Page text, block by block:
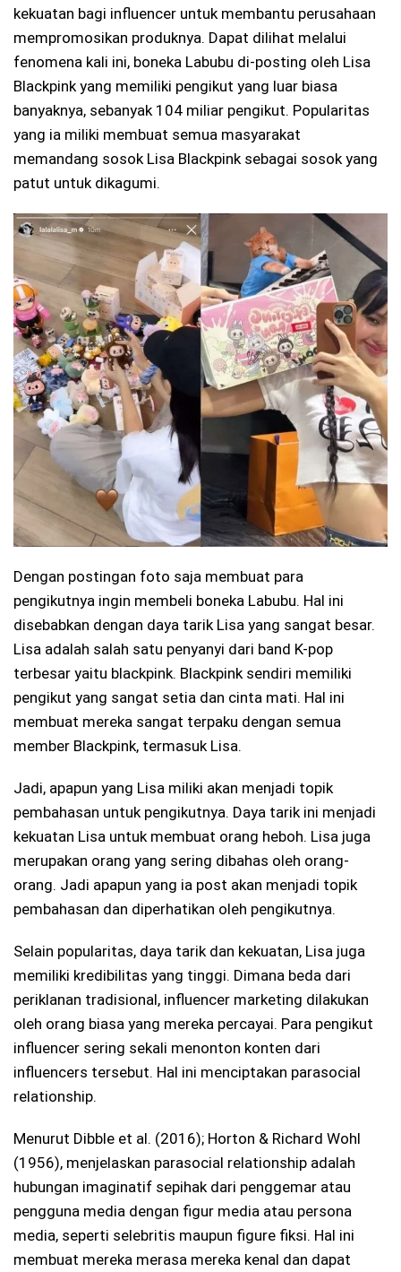
kekuatan bagi influencer untuk membantu perusahaan
mempromosikan produknya. Dapat dilihat melalui
fenomena kali ini, boneka Labubu di-posting oleh Lisa
Blackpink yang memiliki pengikut yang luar biasa
banyaknya, sebanyak 104 miliar pengikut. Popularitas
yang ia miliki membuat semua masyarakat
memandang sosok Lisa Blackpink sebagai sosok yang
patut untuk dikagumi.
Dengan postingan foto saja membuat para
pengikutnya ingin membeli boneka Labubu. Hal ini
disebabkan dengan daya tarik Lisa yang sangat besar.
Lisa adalah salah satu penyanyi dari band K-pop
terbesar yaitu blackpink. Blackpink sendiri memiliki
pengikut yang sangat setia dan cinta mati. Hal ini
membuat mereka sangat terpaku dengan semua
member Blackpink, termasuk Lisa.
Jadi, apapun yang Lisa miliki akan menjadi topik
pembahasan untuk pengikutnya. Daya tarik ini menjadi
kekuatan Lisa untuk membuat orang heboh. Lisa juga
merupakan orang yang sering dibahas oleh orang-
orang. Jadi apapun yang ia post akan menjadi topik
pembahasan dan diperhatikan oleh pengikutnya.
Selain popularitas, daya tarik dan kekuatan, Lisa juga
memiliki kredibilitas yang tinggi. Dimana beda dari
periklanan tradisional, influencer marketing dilakukan
oleh orang biasa yang mereka percayai. Para pengikut
influencer sering sekali menonton konten dari
influencers tersebut. Hal ini menciptakan parasocial
relationship.
Menurut Dibble et al. (2016); Horton & Richard Wohl
(1956), menjelaskan parasocial relationship adalah
hubungan imaginatif sepihak dari penggemar atau
pengguna media dengan figur media atau persona
media, seperti selebritis maupun figure fiksi. Hal ini
membuat mereka merasa mereka kenal dan dapat